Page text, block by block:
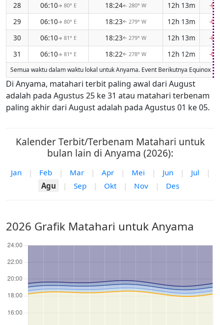
28
06:10↑ 80° E 18:24↑ 280° W 12h 13m
-
29
06:10↑ 80° E 18:23↑ 279° W 12h 13m
-
30
06:10↑ 81° E 18:23↑ 279° W 12h 13m
-
31
06:10↑ 81° E 18:22↑ 278° W 12h 12m -
Semua waktu dalam waktu lokal untuk Anyama. Event Berikutnya Equinox
Di Anyama, matahari terbit paling awal dari August
adalah pada Agustus 25 ke 31 atau matahari terbenam
paling akhir dari August adalah pada Agustus 01 ke 05.
Kalender Terbit/Terbenam Matahari untuk
bulan lain di Anyama (2026):
Jan | Feb | Mar | Apr | Mei | Jun | Jul
|
Agu
| Sep | Okt | Nov | Des
2026 Grafik Matahari untuk Anyama